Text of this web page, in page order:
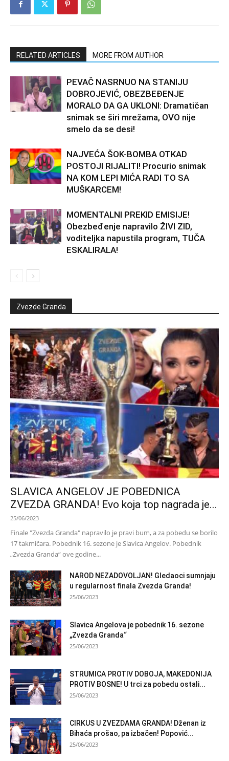
RELATED ARTICLES MORE FROM AUTHOR
PEVAČ NASRNUO NA STANIJU
DOBROJEVIĆ, OBEZBEĐENJE
MORALO DA GA UKLONI: Dramatičan
snimak se širi mrežama, OVO nije
smelo da se desi!
NAJVEĆA ŠOK-BOMBA OTKAD
POSTOJI RIJALITI! Procurio snimak
NA KOM LEPI MIĆA RADI TO SA
MUŠKARCEM!
MOMENTALNI PREKID EMISIJE!
Obezbeđenje napravilo ŽIVI ZID,
voditeljka napustila program, TUČA
ESKALIRALA!
Zvezde Granda
SLAVICA ANGELOV JE POBEDNICA
ZVEZDA GRANDA! Evo koja top nagrada je...
25/06/2023
Finale "Zvezda Granda" napravilo je pravi bum, a za pobedu se borilo
17 takmičara. Pobednik 16. sezone je Slavica Angelov. Pobednik
„Zvezda Granda“ ove godine...
NAROD NEZADOVOLJAN! Gledaoci sumnjaju
u regularnost finala Zvezda Granda!
25/06/2023
Slavica Angelova je pobednik 16. sezone
„Zvezda Granda“
25/06/2023
STRUMICA PROTIV DOBOJA, MAKEDONIJA
PROTIV BOSNE! U trci za pobedu ostali...
25/06/2023
CIRKUS U ZVEZDAMA GRANDA! Dženan iz
Bihaća prošao, pa izbačen! Popović...
25/06/2023